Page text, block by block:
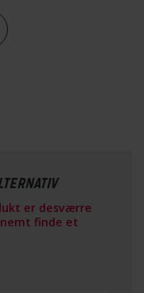
er desværre
finde et